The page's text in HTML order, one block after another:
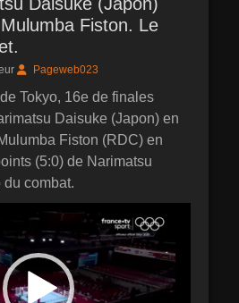
Fiston. Le
Pageweb023
Tokyo, 16e de finales
Daisuke (Japon) en
Fiston (RDC) en
(5:0) de Narimatsu
combat.